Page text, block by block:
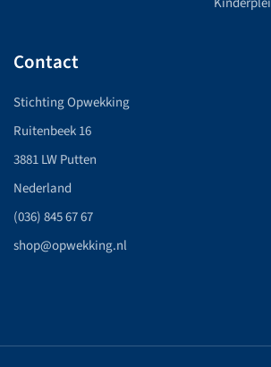
Contact
Stichting Opwekking
Ruitenbeek 16
3881 LW Putten
Nederland
(036) 845 67 67
shop@opwekking.nl